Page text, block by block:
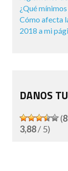
¿Qué
Cómo afecta
2018 a mi
DANOS
(8
3,88/ 5)